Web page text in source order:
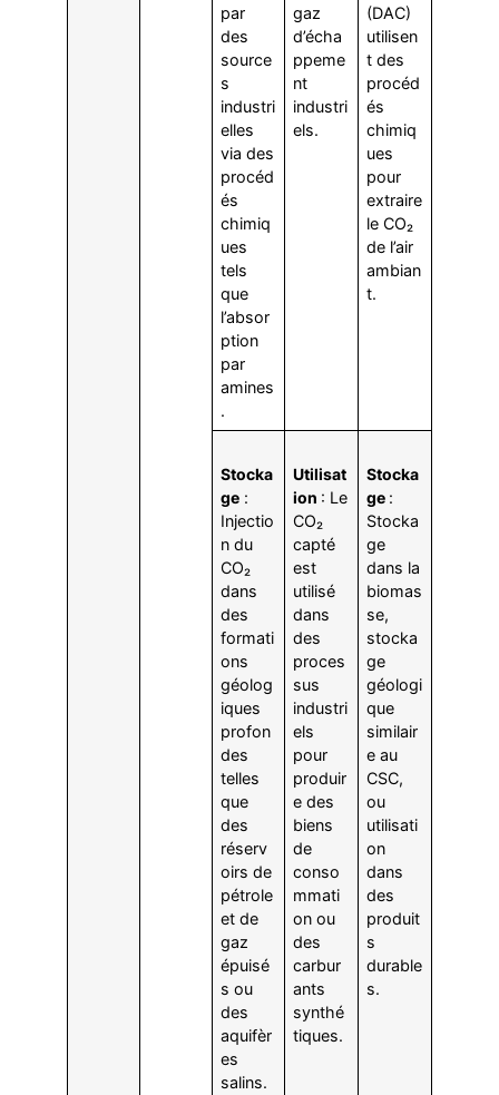
par
des
source
s
industri
elles
via des
procéd
és
chimiq
ues
tels
que
l’absor
ption
par
amines
.
gaz
d’écha
ppeme
nt
industri
els.
(DAC)
utilisen
t des
procéd
és
chimiq
ues
pour
extraire
le CO₂
de l’air
ambian
t.
Stocka
ge :
Injectio
n du
CO₂
dans
des
formati
ons
géolog
iques
profon
des
telles
que
des
réserv
oirs de
pétrole
et de
gaz
épuisé
s ou
des
aquifèr
es
salins.
Utilisat
ion : Le
CO₂
capté
est
utilisé
dans
des
proces
sus
industri
els
pour
produir
e des
biens
de
conso
mmati
on ou
des
carbur
ants
synthé
tiques.
Stocka
ge :
Stocka
ge
dans la
biomas
se,
stocka
ge
géologi
que
similair
e au
CSC,
ou
utilisati
on
dans
des
produit
s
durable
s.